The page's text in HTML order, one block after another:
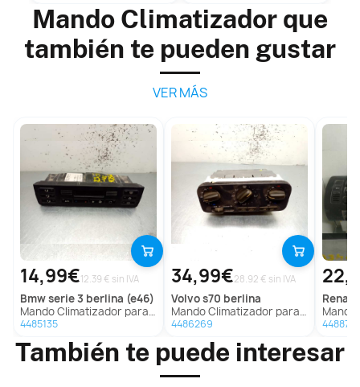
Mando Climatizador que
también te pueden gustar
VER MÁS
14,99€12.39 € sin IVA
bmwserie 3 berlina (e46)
Mando Climatizador para Bmw Serie 3 Berlina (E46)
4485135
34,99€28.92 € sin IVA
volvos70 berlina
Mando Climatizador para Volvo S70 Berlina
4486269
Mando
4488732
También te puede interesar